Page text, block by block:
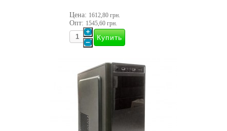
Цена: 1612,80 грн.
Опт: 1545,60 грн.